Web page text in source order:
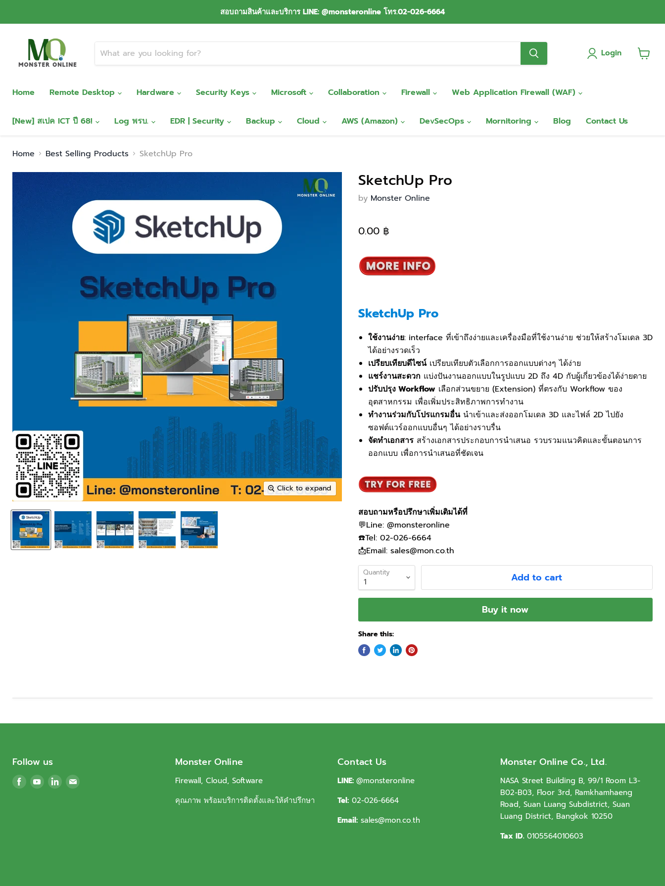
สอบถามสินค้าและบริการ LINE: @monsteronline โทร.02-026-6664
Login
View
Home
Remote Desktop Hardware Security Keys Microsoft Collaboration Firewall Web Application Firewall (WAF)
[New] สเปค ICT ปี 68! Log พรบ. EDR | Security Backup Cloud AWS (Amazon) DevSecOps Mornitoring Blog Contact Us
Home Best Selling Products SketchUp Pro
Click to expand
SketchUp Pro
by Monster Online
0.00 ฿
SketchUp Pro
ใช้งานง่าย: interface ที่เข้าถึงง่ายและเครื่องมือที่ใช้งานง่าย ช่วยให้สร้างโมเดล 3D
ได้อย่างรวดเร็ว
เปรียบเทียบดีไซน์เปรียบเทียบตัวเลือกการออกแบบต่างๆ ได้ง่าย
แชร์งานสะดวกแบ่งปันงานออกแบบในรูปแบบ 2D ถึง 4D กับผู้เกี่ยวข้องได้ง่ายดาย
ปรับปรุง Workflow เลือกส่วนขยาย (Extension) ที่ตรงกับ Workflow ของ
อุตสาหกรรม เพื่อเพิ่มประสิทธิภาพการทำงาน
ทำงานร่วมกับโปรแกรมอื่นนำเข้าและส่งออกโมเดล 3D และไฟล์ 2D ไปยัง
ซอฟต์แวร์ออกแบบอื่นๆ ได้อย่างราบรื่น
จัดทำเอกสารสร้างเอกสารประกอบการนำเสนอ รวบรวมแนวคิดและขั้นตอนการ
ออกแบบ เพื่อการนำเสนอที่ชัดเจน
สอบถามหรือปรึกษาเพิ่มเติมได้ที่
💬Line: @monsteronline
☎️Tel: 02-026-6664
📩Email: sales@mon.co.th
Quantity Add to cart
Buy it now
Share this:
Follow us
Find Find Find Find
Monster Online
Firewall, Cloud, Software
คุณภาพ พร้อมบริการติดตั้งและให้คำปรึกษา
Contact Us
LINE: @monsteronline
Tel: 02-026-6664
Email: sales@mon.co.th
Monster Online Co., Ltd.
NASA Street Building B, 99/1 Room L3-
B02-B03, Floor 3rd, Ramkhamhaeng
Road, Suan Luang Subdistrict, Suan
Luang District, Bangkok 10250
Tax ID. 0105564010603